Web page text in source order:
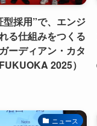
型採用”で、エンジ
る仕組みをつくる
ーディアン・カタ
2025）
ニュース